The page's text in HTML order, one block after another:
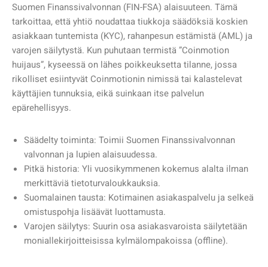
Suomen Finanssivalvonnan (FIN-FSA) alaisuuteen. Tämä
tarkoittaa, että yhtiö noudattaa tiukkoja säädöksiä koskien
asiakkaan tuntemista (KYC), rahanpesun estämistä (AML) ja
varojen säilytystä. Kun puhutaan termistä ”Coinmotion
huijaus”, kyseessä on lähes poikkeuksetta tilanne, jossa
rikolliset esiintyvät Coinmotionin nimissä tai kalastelevat
käyttäjien tunnuksia, eikä suinkaan itse palvelun
epärehellisyys.
Säädelty toiminta: Toimii Suomen Finanssivalvonnan
valvonnan ja lupien alaisuudessa.
Pitkä historia: Yli vuosikymmenen kokemus alalta ilman
merkittäviä tietoturvaloukkauksia.
Suomalainen tausta: Kotimainen asiakaspalvelu ja selkeä
omistuspohja lisäävät luottamusta.
Varojen säilytys: Suurin osa asiakasvaroista säilytetään
moniallekirjoitteisissa kylmälompakoissa (offline).